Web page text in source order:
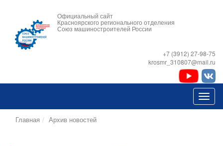
Официальный сайт
Красноярского регионального отделения
Союз машиностроителей России
+7 (3912) 27-98-75
krosmr_310807@mail.ru
Главная Архив новостей